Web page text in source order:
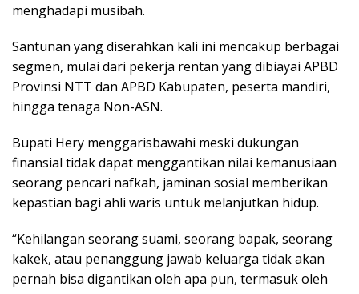
menghadapi musibah.
Santunan yang diserahkan kali ini mencakup berbagai
segmen, mulai dari pekerja rentan yang dibiayai APBD
Provinsi NTT dan APBD Kabupaten, peserta mandiri,
hingga tenaga Non-ASN.
Bupati Hery menggarisbawahi meski dukungan
finansial tidak dapat menggantikan nilai kemanusiaan
seorang pencari nafkah, jaminan sosial memberikan
kepastian bagi ahli waris untuk melanjutkan hidup.
“Kehilangan seorang suami, seorang bapak, seorang
kakek, atau penanggung jawab keluarga tidak akan
pernah bisa digantikan oleh apa pun, termasuk oleh